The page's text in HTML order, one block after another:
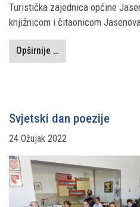
Turistička zajednica općine
knjižnicom i čitaonicom
Opširnije …
Svjetski dan poezije
24 Ožujak 2022